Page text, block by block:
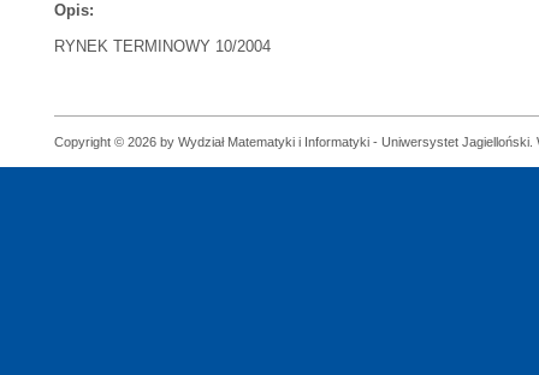
Opis:
RYNEK TERMINOWY 10/2004
Copyright © 2026 by Wydział Matematyki i Informatyki - Uniwersystet